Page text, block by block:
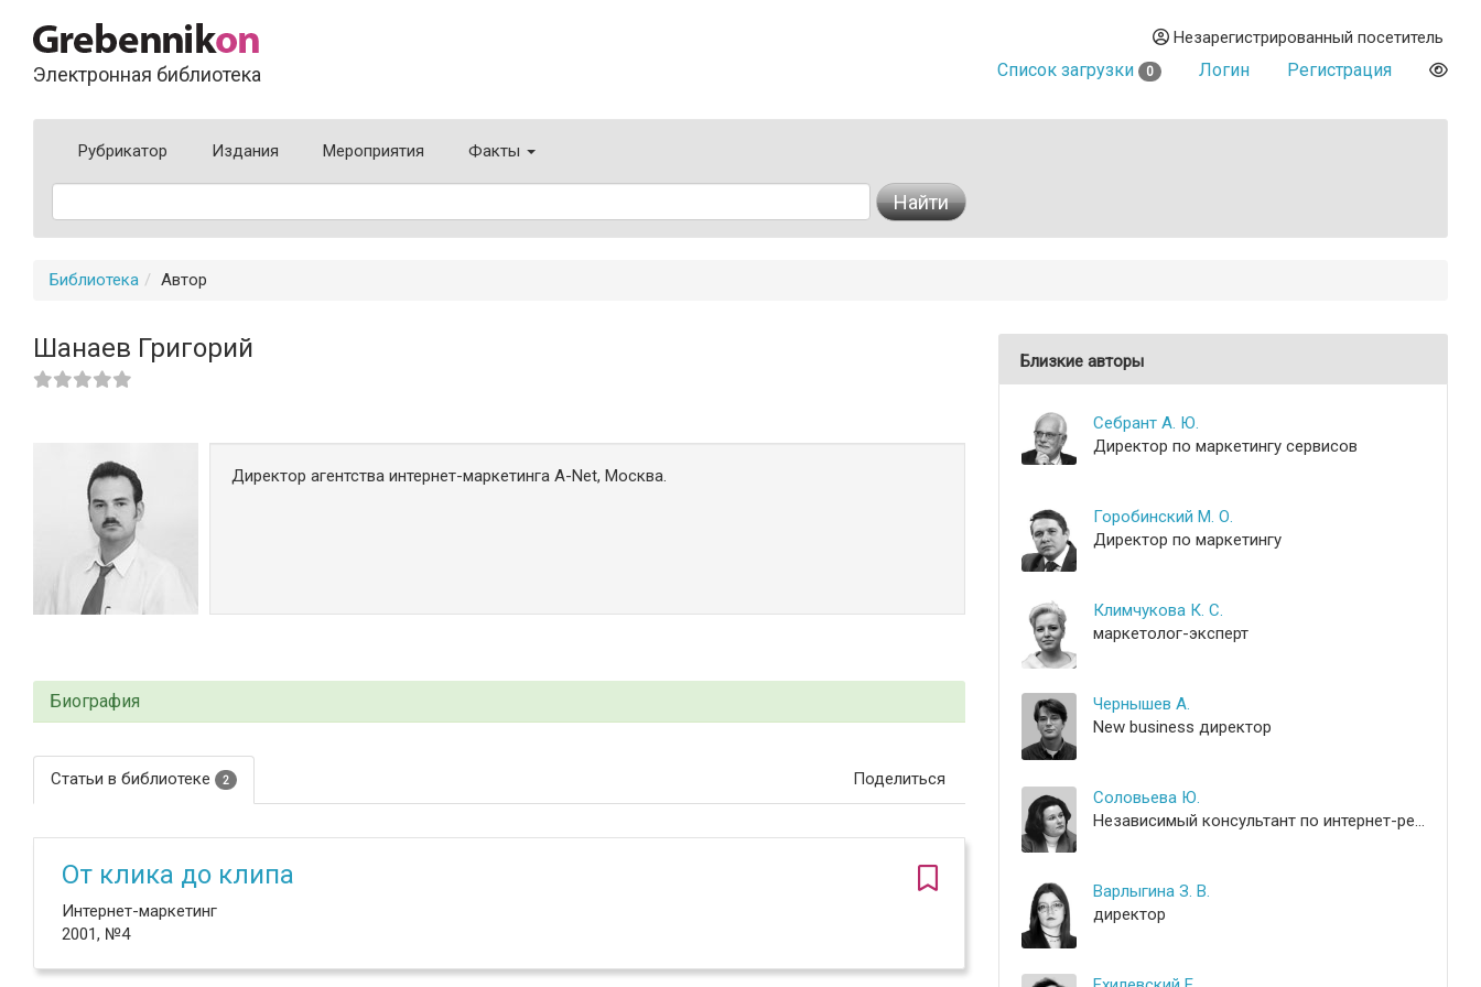
Электронная библиотека
Незарегистрированный посетитель
Список загрузки 0 Логин Регистрация
Рубрикатор Издания Мероприятия Факты
Найти
Библиотека Автор
Шанаев Григорий
Директор агентства интернет-маркетинга A-Net, Москва.
Биография
Статьи в библиотеке 2 Поделиться
От клика до клипа
Интернет-маркетинг
2001, №4
Близкие авторы
Себрант А. Ю.
Директор по маркетингу сервисов
Горобинский М. О.
Директор по маркетингу
Климчукова К. С.
маркетолог-эксперт
Чернышев А.
New business директор
Соловьева Ю.
Независимый консультант по интернет-рекламе
Варлыгина З. В.
директор